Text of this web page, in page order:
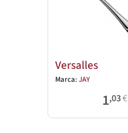
Versalles
Marca:JAY
1,03€